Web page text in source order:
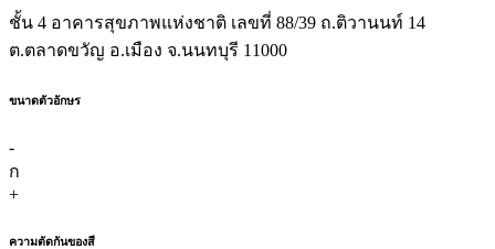
ชั้น 4 อาคารสุขภาพแห่งชาติ เลขที่ 88/39 ถ.ติวานนท์ 14
ต.ตลาดขวัญ อ.เมือง จ.นนทบุรี 11000
ขนาดตัวอักษร
-
ก
+
ความตัดกันของสี